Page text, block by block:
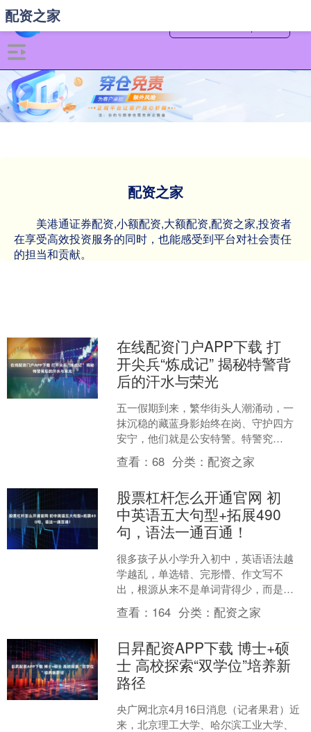
配资之家
美港通证券配资,小额配资,大额配资,配资之家,投资者
在享受高效投资服务的同时，也能感受到平台对社会责任
的担当和贡献。
配资之家
在线配资门户APP下载 打
开尖兵“炼成记” 揭秘特警背
后的汗水与荣光
五一假期到来，繁华街头人潮涌动，一
抹沉稳的藏蓝身影始终在岗、守护四方
安宁，他们就是公安特警。特警究
竟“特”在哪里？为什么每次危险突发、直
面险情的关键时刻，他们总....
查看：68 分类：配资之家
股票杠杆怎么开通官网 初
中英语五大句型+拓展490
句，语法一通百通！
很多孩子从小学升入初中，英语语法越
学越乱，单选错、完形懵、作文写不
出，根源从来不是单词背得少，而是没
吃透英语的核心骨架——五大基本句
型。英语里所有的句式、语法、....
查看： 164 分类：配资之家
日昇配资APP下载 博士+硕
士 高校探索“双学位”培养新
路径
央广网北京4月16日消息（记者果君）近
来，北京理工大学、哈尔滨工业大学、